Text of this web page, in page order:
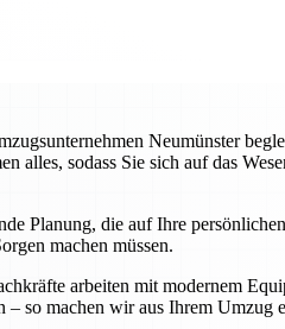
Neumünster
alles, sodass Sie sich auf das
Planung, die auf Ihre
machen müssen.
arbeiten mit modernem
so machen wir aus Ihrem Umzug